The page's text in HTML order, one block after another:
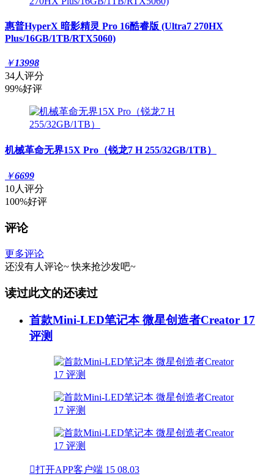
惠普HyperX 暗影精灵 Pro 16酷睿版 (Ultra7 270HX
Plus/16GB/1TB/RTX5060)
￥13998
34人评分
99%好评
机械革命无界15X Pro（锐龙7 H 255/32GB/1TB）
￥6699
10人评分
100%好评
评论
更多评论
还没有人评论~ 快来抢沙发吧~
读过此文的还读过
首款Mini-LED笔记本 微星创造者Creator 17
评测
打开APP客户端 15 08.03